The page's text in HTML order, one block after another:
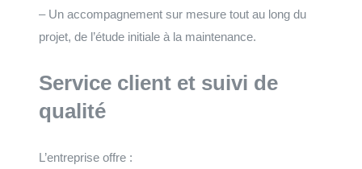
– Un accompagnement sur mesure tout au long du
projet, de l’étude initiale à la maintenance.
Service client et suivi de
qualité
L’entreprise offre :